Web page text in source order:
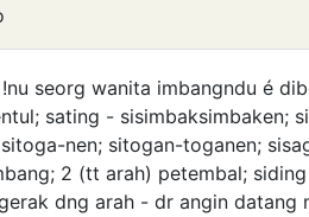
seorg wanita imbangndu é
sating - sisimbak­simbaken;
nen; sitogan-toganen;
2 (tt arah) petembal;
dng arah - dr angin datang